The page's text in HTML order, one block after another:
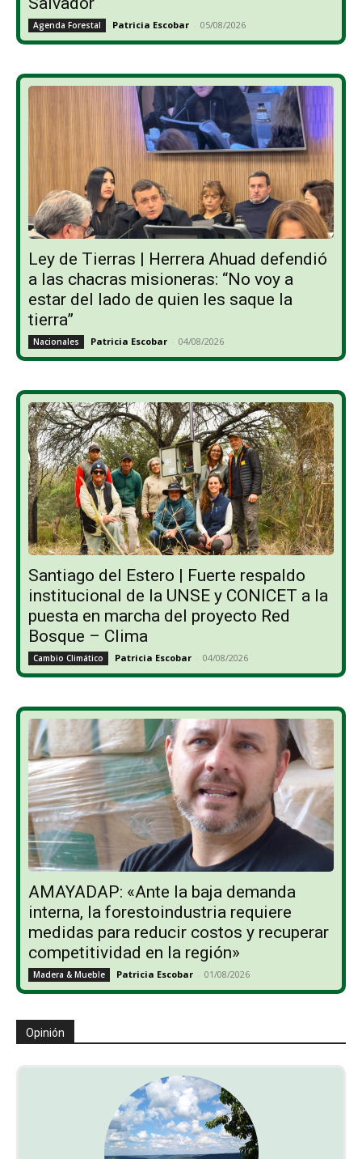
Agenda Forestal Patricia Escobar - 05/08/2026
Ley de Tierras | Herrera Ahuad defendió
a las chacras misioneras: “No voy a
estar del lado de quien les saque la
tierra”
Nacionales Patricia Escobar - 04/08/2026
Santiago del Estero | Fuerte respaldo
institucional de la UNSE y CONICET a la
puesta en marcha del proyecto Red
Bosque – Clima
Cambio Climático Patricia Escobar - 04/08/2026
AMAYADAP: «Ante la baja demanda
interna, la forestoindustria requiere
medidas para reducir costos y recuperar
competitividad en la región»
Madera & Mueble Patricia Escobar - 01/08/2026
Opinión